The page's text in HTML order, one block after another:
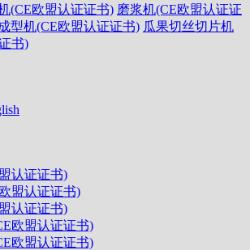
(CE欧盟认证证书) 磨浆机(CE欧盟认证证
型机(CE欧盟认证证书) 瓜果切丝切片机
书)
认证证书)
盟认证证书)
认证证书)
欧盟认证证书)
欧盟认证证书)